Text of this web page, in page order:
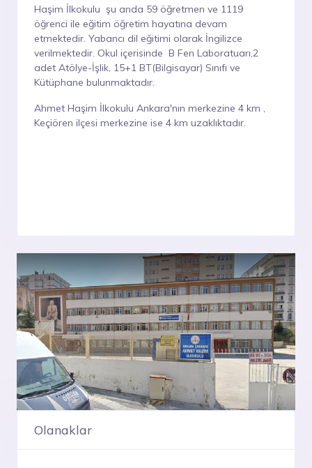
Haşim İlkokulu şu anda 59 öğretmen ve 1119
öğrenci ile eğitim öğretim hayatına devam
etmektedir. Yabancı dil eğitimi olarak İngilizce
verilmektedir. Okul içerisinde B Fen Laboratuarı,2
adet Atölye-İşlik, 15+1 BT(Bilgisayar) Sınıfı ve
Kütüphane bulunmaktadır.
Ahmet Haşim İlkokulu Ankara'nın merkezine 4 km ,
Keçiören ilçesi merkezine ise 4 km uzaklıktadır.
Olanaklar